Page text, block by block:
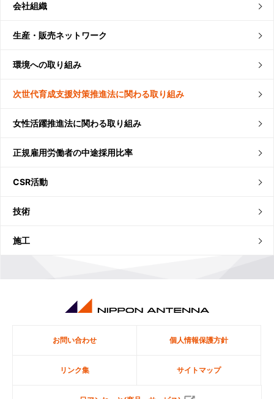
会社組織
生産・販売ネットワーク
環境への取り組み
次世代育成支援対策推進法に関わる取り組み
女性活躍推進法に関わる取り組み
正規雇用労働者の中途採用比率
CSR活動
技術
施工
お問い合わせ 個人情報保護方針
リンク集 サイトマップ